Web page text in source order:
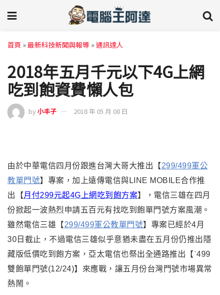
首頁 »最新科技新聞與報導 »通訊達人
2018年五月千元以下4G上網
吃到飽資費懶人包
by小丰子 2018 年 05 月 08 日
由於中華電信四月份跟進台灣大哥大推出【299/499軍公
教單門號】專案，加上遠傳電信與LINE MOBILE合作推
出【月付299元起4G上網吃到飽方案】，電信三雄在四月
份掀起一波熱烈申請五百元有找吃到飽單門號方案風潮。
雖然電信三雄【299/499軍公教單門號】專案已經於4月
30日截止，不過電信三雄似乎意猶未盡在五月份仍推出隱
藏版低價吃到飽方案，亞太電信也祭出全通路推出【ˋ499
雙飽單門號(12/24)】來應戰，讓五月份台灣門號市場異常
熱鬧。